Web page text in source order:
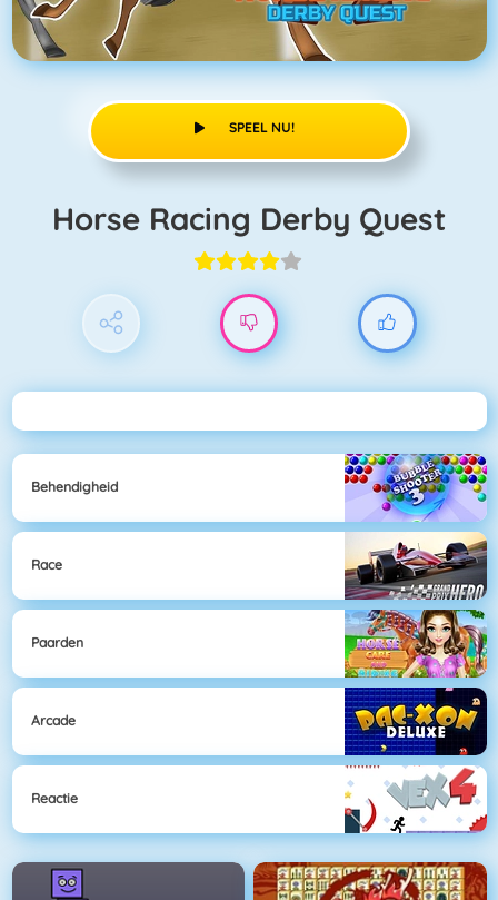
SPEEL NU!
Horse Racing Derby Quest
Behendigheid
Race
Paarden
Arcade
Reactie